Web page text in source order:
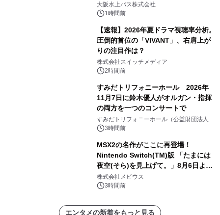
大阪水上バス株式会社
1時間前
【速報】2026年夏ドラマ視聴率分析。
圧倒的首位の「VIVANT」、右肩上が
りの注目作は？
株式会社スイッチメディア
2時間前
すみだトリフォニーホール 2026年
11月7日に鈴木優人がオルガン・指揮
の両方を一つのコンサートで
すみだトリフォニーホール（公益財団法人墨
田区文化振興財団）
3時間前
MSX2の名作がここに再登場！
Nintendo Switch(TM)版 「たまには
夜空(そら)を見上げて。」8月6日より
配信開始！
株式会社メビウス
3時間前
エンタメの新着をもっと見る